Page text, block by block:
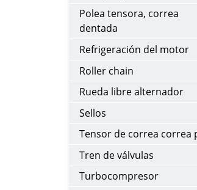
Polea tensora, correa
dentada
Refrigeración del motor
Roller chain
Rueda libre alternador
Sellos
Tensor de correa correa
Tren de válvulas
Turbocompresor